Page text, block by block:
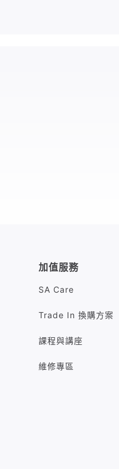
加值服務
SA Care
Trade In 換購方案
課程與講座
維修專區